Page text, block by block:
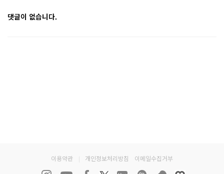
댓글이 없습니다.
이용약관 개인정보처리방침 이메일수집거부